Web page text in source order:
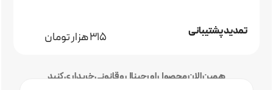
تمدید پشتیبانی 315 هزار تومان
همین الان محصول اورجینال و قانونی خریداری کنید